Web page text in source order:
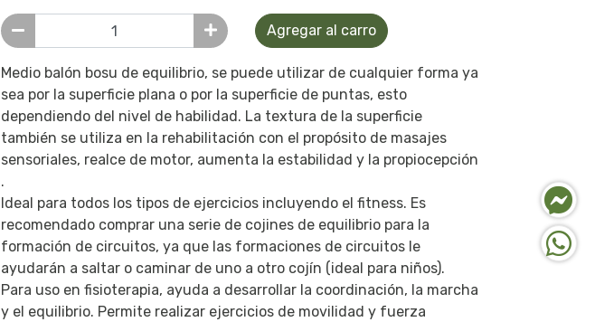
Agregar al carro
Medio balón bosu de equilibrio, se puede utilizar de cualquier forma ya
sea por la superficie plana o por la superficie de puntas, esto
dependiendo del nivel de habilidad. La textura de la superficie
también se utiliza en la rehabilitación con el propósito de masajes
sensoriales, realce de motor, aumenta la estabilidad y la propiocepción
.
Ideal para todos los tipos de ejercicios incluyendo el fitness. Es
recomendado comprar una serie de cojines de equilibrio para la
formación de circuitos, ya que las formaciones de circuitos le
ayudarán a saltar o caminar de uno a otro cojín (ideal para niños).
Para uso en fisioterapia, ayuda a desarrollar la coordinación, la marcha
y el equilibrio. Permite realizar ejercicios de movilidad y fuerza